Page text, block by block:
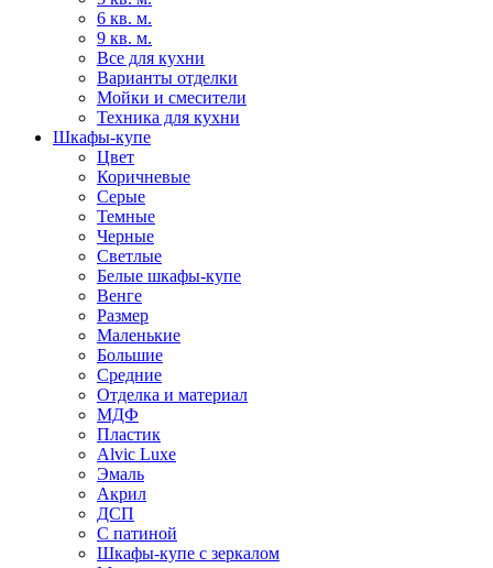
6 кв. м.
9 кв. м.
Все для кухни
Варианты отделки
Мойки и смесители
Техника для кухни
Шкафы-купе
Цвет
Коричневые
Серые
Темные
Черные
Светлые
Белые шкафы-купе
Венге
Размер
Маленькие
Большие
Средние
Отделка и материал
МДФ
Пластик
Alvic Luxe
Эмаль
Акрил
ДСП
С патиной
Шкафы-купе с зеркалом